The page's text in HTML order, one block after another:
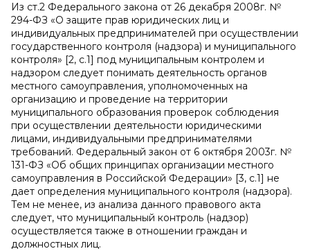
Из ст.2 Федерального закона от 26 декабря 2008г. №
294-ФЗ «О защите прав юридических лиц и
индивидуальных предпринимателей при осуществлении
государственного контроля (надзора) и муниципального
контроля» [2, c.1] под муниципальным контролем и
надзором следует понимать деятельность органов
местного самоуправления, уполномоченных на
организацию и проведение на территории
муниципального образования проверок соблюдения
при осуществлении деятельности юридическими
лицами, индивидуальными предпринимателями
требований. Федеральный закон от 6 октября 2003г. №
131-ФЗ «Об общих принципах организации местного
самоуправления в Российской Федерации» [3, c.1] не
дает определения муниципального контроля (надзора).
Тем не менее, из анализа данного правового акта
следует, что муниципальный контроль (надзор)
осуществляется также в отношении граждан и
должностных лиц.